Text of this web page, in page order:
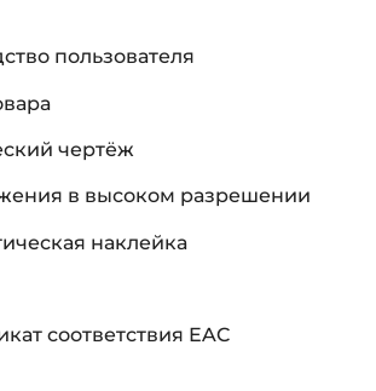
пользователя
чертёж
в высоком разрешении
наклейка
соответствия EAC